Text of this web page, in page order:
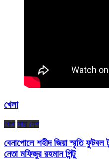
খেলা
খেলা সারা দেশ
বেনাপোলে শহীদ জিয়া স্মৃতি ফুটবল
নেতা মফিজুর রহমান পিন্টু